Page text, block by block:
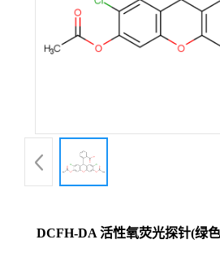
DCFH-DA 活性氧荧光探针(绿